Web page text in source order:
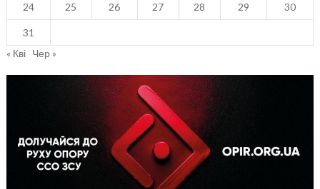
24 25 26 27 28 29 30
31
« Кві Чер »